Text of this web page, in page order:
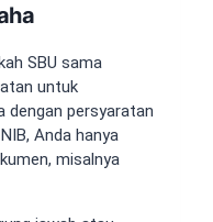
SBU sama
untuk
dengan persyaratan
Anda hanya
misalnya